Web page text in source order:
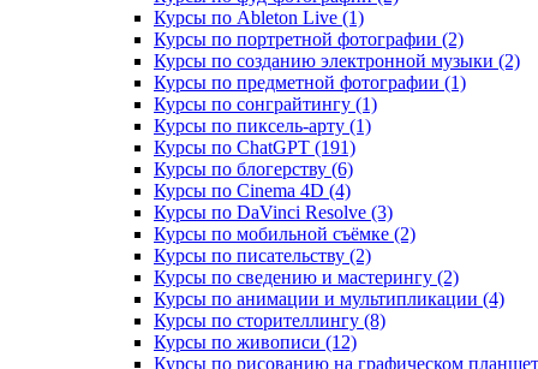
Курсы по Ableton Live (1)
Курсы по портретной фотографии (2)
Курсы по созданию электронной музыки (2)
Курсы по предметной фотографии (1)
Курсы по сонграйтингу (1)
Курсы по пиксель-арту (1)
Курсы по ChatGPT (191)
Курсы по блогерству (6)
Курсы по Cinema 4D (4)
Курсы по DaVinci Resolve (3)
Курсы по мобильной съёмке (2)
Курсы по писательству (2)
Курсы по сведению и мастерингу (2)
Курсы по анимации и мультипликации (4)
Курсы по сторителлингу (8)
Курсы по живописи (12)
Курсы по рисованию на графическом